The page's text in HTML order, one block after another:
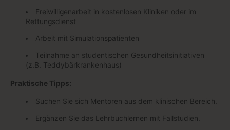
Freiwilligenarbeit in kostenlosen Kliniken oder im
Rettungsdienst
Arbeit mit Simulationspatienten
Teilnahme an studentischen Gesundheitsinitiativen
(z.B. Teddybärkrankenhaus)
Praktische Tipps:
Suchen Sie sich Mentoren aus dem klinischen Bereich.
Ergänzen Sie das Lehrbuchlernen mit Fallstudien.